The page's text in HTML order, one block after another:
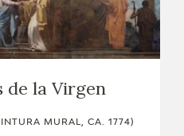
de la Virgen
MURAL, CA. 1774)